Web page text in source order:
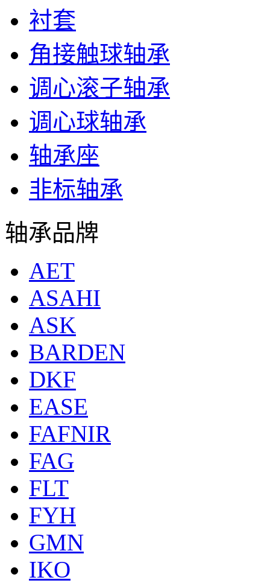
衬套
角接触球轴承
调心滚子轴承
调心球轴承
轴承座
非标轴承
轴承品牌
AET
ASAHI
ASK
BARDEN
DKF
EASE
FAFNIR
FAG
FLT
FYH
GMN
IKO